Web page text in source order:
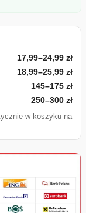
17,99–24,99 zł
18,99–25,99 zł
145–175 zł
250–300 zł
w koszyku na